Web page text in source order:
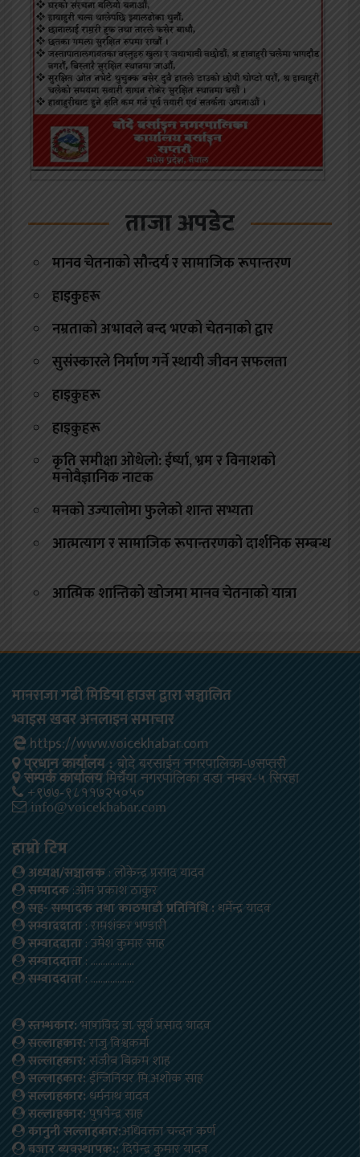
ताजा अपडेट
मानव चेतनाको सौन्दर्य र सामाजिक रूपान्तरण
हाइकुहरू
नम्रताको अभावले बन्द भएको चेतनाको द्वार
सुसंस्कारले निर्माण गर्ने स्थायी जीवन सफलता
हाइकुहरू
हाइकुहरू
कृति समीक्षा ओथेलो: ईर्ष्या, भ्रम र विनाशको
मनोवैज्ञानिक नाटक
मनको उज्यालोमा फुलेको शान्त सभ्यता
आत्मत्याग र सामाजिक रूपान्तरणको दार्शनिक सम्बन्ध
आत्मिक शान्तिको खोजमा मानव चेतनाको यात्रा
मानराजा गढी मिडिया हाउस द्वारा सञ्चालित
भ्वाइस खबर अनलाइन समाचार
https://www.voicekhabar.com
प्रधान कार्यालय : बोदे बरसाईन नगरपालिका-७सप्तरी
सम्पर्क कार्यालयमिर्चैया नगरपालिका वडा नम्बर-५ सिरहा
+९७७-९८११७२५०५०
info@voicekhabar.com
हाम्रो टिम
अध्यक्ष/सञ्चालक: लोकेन्द्र प्रसाद यादव
सम्पादक:ओम प्रकाश ठाकुर
सह- सम्पादक तथा काठमाडौ प्रतिनिधि : धर्मेन्द्र यादव
सम्वाददाता: रामशंकर भण्डारी
सम्वाददाता: उमेश कुमार साह
सम्वाददाता: ………………
सम्वाददाता: ………………
स्तम्भकार:भाषाविद डा. सूर्य प्रसाद यादव
सल्लाहकार:राजु विश्वकर्मा
सल्लाहकार:संजीब बिक्रम शाह
सल्लाहकार:ईन्जिनियर मि.अशोक साह
सल्लाहकार: धर्मनाथ यादव
सल्लाहकार:पुषपेन्द्र साह
कानुनी सल्लाहकार:अधिवक्ता चन्दन कर्ण
बजार ब्यवस्थापक::दिपेन्द्र कुमार यादव